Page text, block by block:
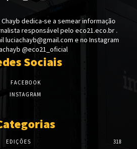
dedica-se a semear informação
responsável pelo eco21.eco.br .
luciachayb@gmail.com e no Instagram
@eco21_oficial
Sociais
FACEBOOK
INSTAGRAM
EDIÇÕES
318